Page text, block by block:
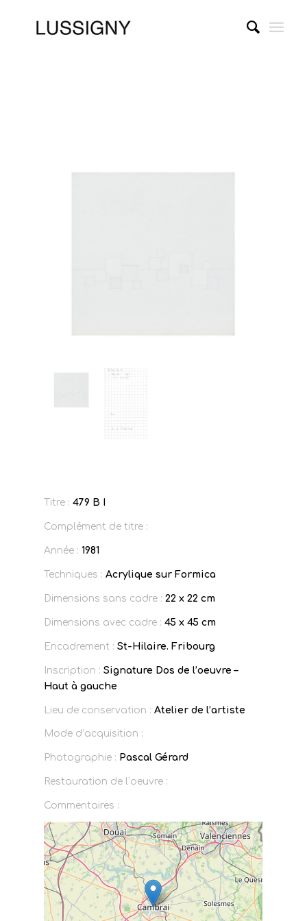
Titre : 479 B I
Complément de titre :
Année : 1981
Techniques : Acrylique sur Formica
Dimensions sans cadre : 22 x 22 cm
Dimensions avec cadre : 45 x 45 cm
Encadrement : St-Hilaire. Fribourg
Inscription : Signature Dos de l’oeuvre –
Haut à gauche
Lieu de conservation : Atelier de l’artiste
Mode d’acquisition :
Photographie : Pascal Gérard
Restauration de l’oeuvre :
Commentaires :